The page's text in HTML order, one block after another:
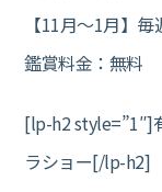
【11月～1月】
鑑賞料金：無料
[lp-h2 style=”1″]
ラショー[/lp-h2]